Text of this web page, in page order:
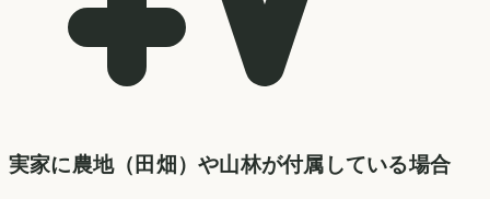
実家に農地（田畑）や山林が付属している場合